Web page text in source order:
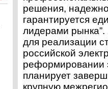
решения,
гарантируется
лидерами
для реализации
российской
реформировании
планирует
крупную